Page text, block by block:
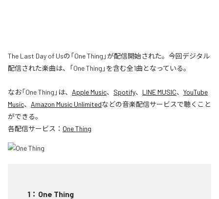
The Last Day of Usの「One Thing」が配信開始された。今回デジタル
配信された楽曲は、「One Thing」を含む全1曲となっている。
なお「One Thing 」は、 Apple Music、 Spotify、 LINE MUSIC、 YouTube
Music、 Amazon Music Unlimitedなどの音楽配信サービスで聴くこと
ができる。
各配信サービス： One Thing
1 ： One Thing